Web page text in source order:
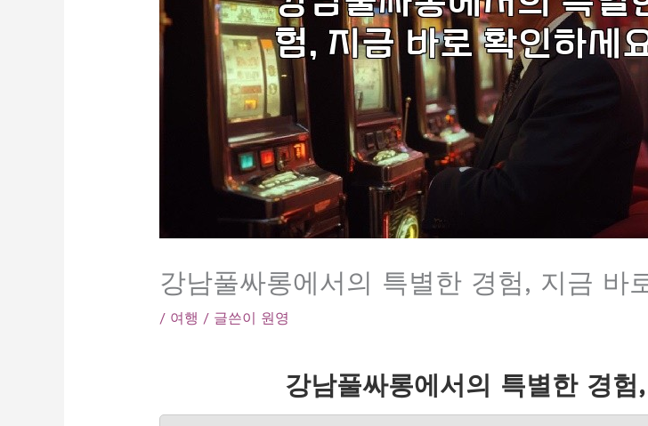
강남풀싸롱에서의 특별한 경험, 지금 바
/ 여행 / 글쓴이 원영
강남풀싸롱에서의 특별한 경